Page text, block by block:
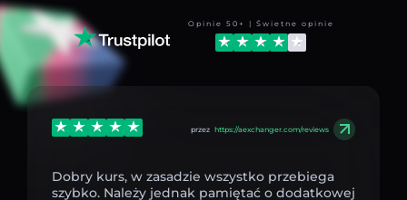
Opinie 50+ | Świetne opinie
przez https://aexchanger.com/reviews
Dobry kurs, w zasadzie wszystko przebiega
szybko. Należy jednak pamiętać o dodatkowej